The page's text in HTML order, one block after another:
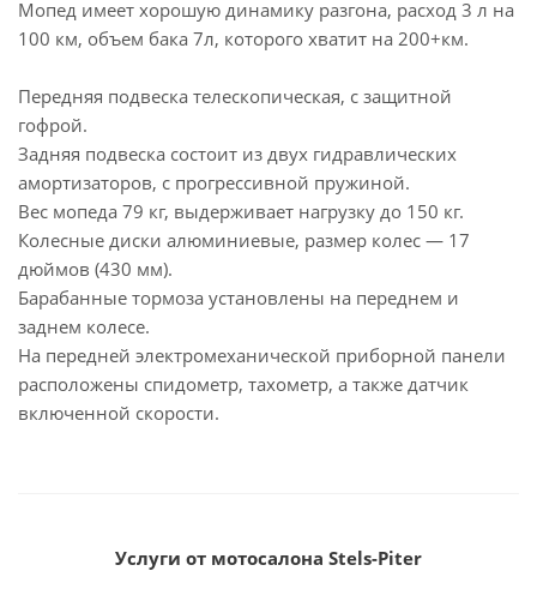
Мопед имеет хорошую динамику разгона, расход 3 л на
100 км, объем бака 7л, которого хватит на 200+км.
Передняя подвеска телескопическая, с защитной
гофрой.
Задняя подвеска состоит из двух гидравлических
амортизаторов, с прогрессивной пружиной.
Вес мопеда 79 кг, выдерживает нагрузку до 150 кг.
Колесные диски алюминиевые, размер колес — 17
дюймов (430 мм).
Барабанные тормоза установлены на переднем и
заднем колесе.
На передней электромеханической приборной панели
расположены спидометр, тахометр, а также датчик
включенной скорости.
Услуги от мотосалона Stels-Piter